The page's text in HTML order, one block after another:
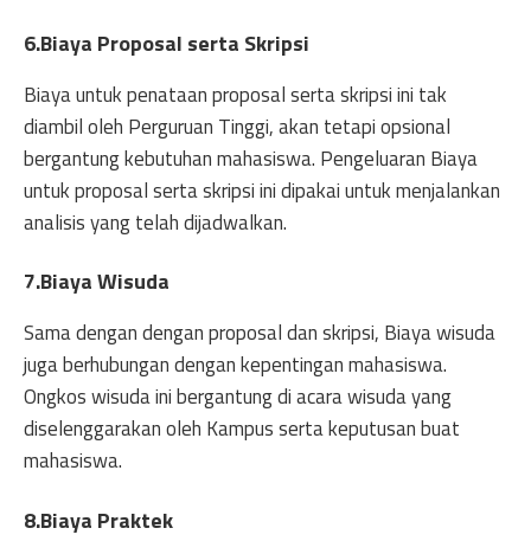
6.Biaya Proposal serta Skripsi
Biaya untuk penataan proposal serta skripsi ini tak
diambil oleh Perguruan Tinggi, akan tetapi opsional
bergantung kebutuhan mahasiswa. Pengeluaran Biaya
untuk proposal serta skripsi ini dipakai untuk menjalankan
analisis yang telah dijadwalkan.
7.Biaya Wisuda
Sama dengan dengan proposal dan skripsi, Biaya wisuda
juga berhubungan dengan kepentingan mahasiswa.
Ongkos wisuda ini bergantung di acara wisuda yang
diselenggarakan oleh Kampus serta keputusan buat
mahasiswa.
8.Biaya Praktek